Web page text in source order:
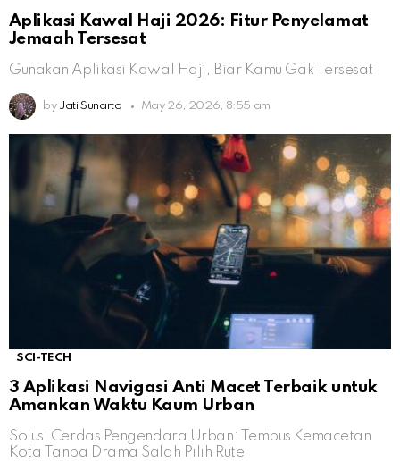
Aplikasi Kawal Haji 2026: Fitur Penyelamat
Jemaah Tersesat
Gunakan Aplikasi Kawal Haji, Biar Kamu Gak Tersesat
by Jati Sunarto May 26, 2026, 8:55 am
SCI-TECH
3 Aplikasi Navigasi Anti Macet Terbaik untuk
Amankan Waktu Kaum Urban
Solusi Cerdas Pengendara Urban: Tembus Kemacetan
Kota Tanpa Drama Salah Pilih Rute